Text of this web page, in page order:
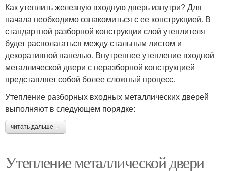
Как утеплить железную входную дверь изнутри? Для
начала необходимо ознакомиться с ее конструкцией. В
стандартной разборной конструкции слой утеплителя
будет располагаться между стальным листом и
декоративной панелью. Внутреннее утепление входной
металлической двери с неразборной конструкцией
представляет собой более сложный процесс.
Утепление разборных входных металлических дверей
выполняют в следующем порядке:
читать дальше →
Утепление металлической двери